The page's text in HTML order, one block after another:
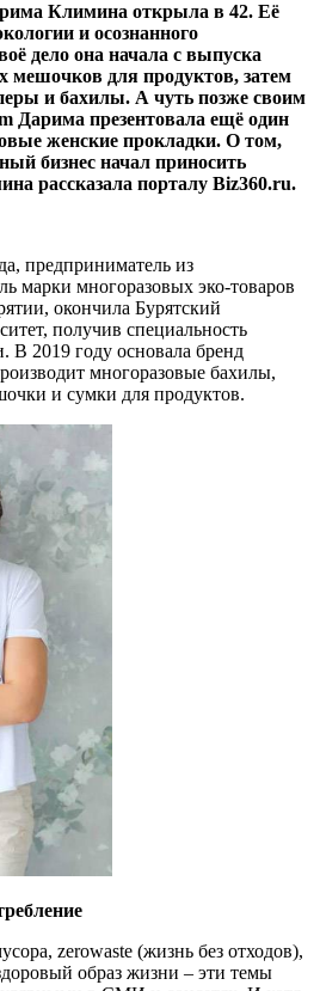
Климина открыла в 42. Её
и осознанного
дело она начала с выпуска
мешочков для продуктов, затем
и бахилы. А чуть позже своим
Дарима презентовала ещё один
женские прокладки. О том,
бизнес начал приносить
рассказала порталу Biz360.ru.
предприниматель из
марки многоразовых эко-товаров
окончила Бурятский
получив специальность
В 2019 году основала бренд
многоразовые бахилы,
и сумки для продуктов.
zerowaste (жизнь без отходов),
образ жизни – эти темы